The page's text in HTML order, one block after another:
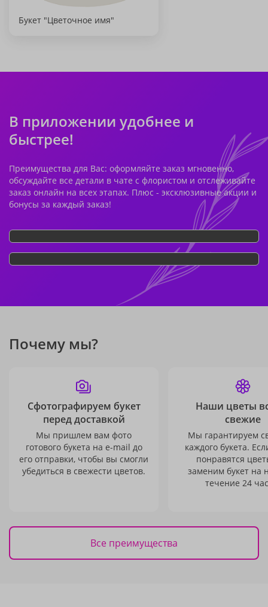
Букет "Цветочное имя"
В приложении удобнее и
быстрее!
Преимущества для Вас: оформляйте заказ мгновенно,
обсуждайте все детали в чате с флористом и отслеживайте
заказ онлайн на всех этапах. Плюс - эксклюзивные акции и
бонусы за каждый заказ!
Почему мы?
Сфотографируем букет
перед доставкой
Мы пришлем вам фото
готового букета на e-mail до
его отправки, чтобы вы смогли
убедиться в свежести цветов.
Наши цветы
свежие
Мы гарантируем
каждого букета.
понравятся
заменим букет на
течение 24
Все преимущества